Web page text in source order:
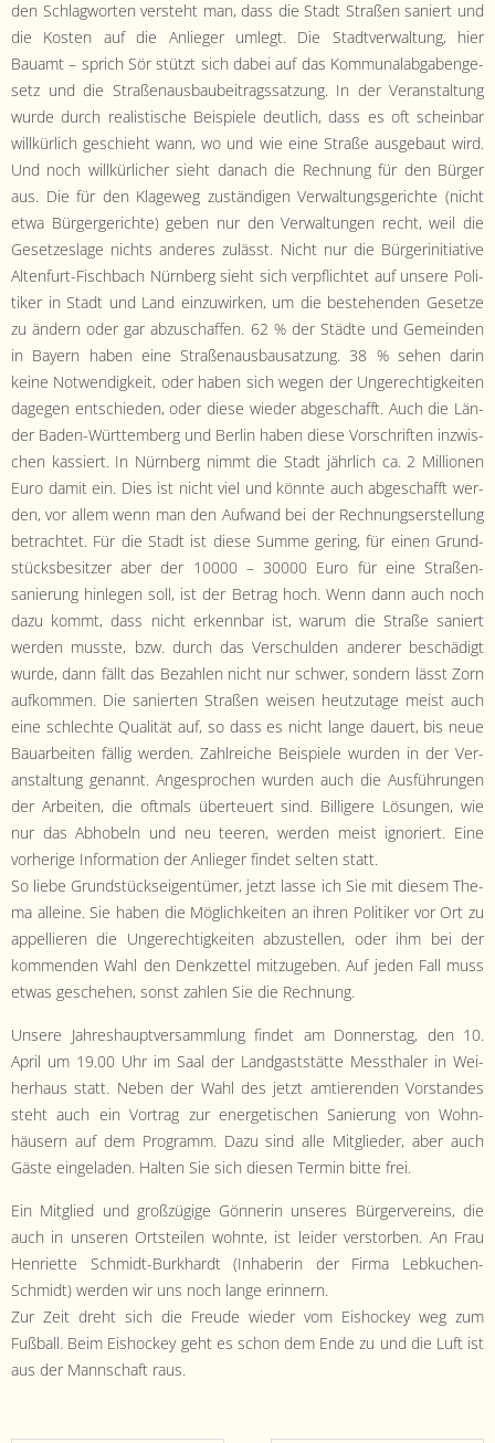
den Schlag­worten ver­ste­ht man, dass die Stadt Straßen saniert und
die Kosten auf die Anlieger umlegt. Die Stadtver­wal­tung, hier
Bauamt – sprich Sör stützt sich dabei auf das Kom­mu­nal­ab­gabenge­
setz und die Straße­naus­baubeitragssatzung. In der Ver­anstal­tung
wurde durch real­is­tis­che Beispiele deut­lich, dass es oft schein­bar
willkür­lich geschieht wann, wo und wie eine Straße aus­ge­baut wird.
Und noch willkür­lich­er sieht danach die Rech­nung für den Bürg­er
aus. Die für den Klageweg zuständi­gen Ver­wal­tungs­gerichte (nicht
etwa Bürg­erg­erichte) geben nur den Ver­wal­tun­gen recht, weil die
Geset­zes­lage nichts anderes zulässt. Nicht nur die Bürg­erini­tia­tive
Altenfurt-Fis­chbach Nürn­berg sieht sich verpflichtet auf unsere Poli­
tik­er in Stadt und Land einzuwirken, um die beste­hen­den Geset­ze
zu ändern oder gar abzuschaf­fen. 62 % der Städte und Gemein­den
in Bay­ern haben eine Straße­naus­bausatzung. 38 % sehen darin
keine Notwendigkeit, oder haben sich wegen der Ungerechtigkeit­en
dage­gen entsch­ieden, oder diese wieder abgeschafft. Auch die Län­
der Baden-Würt­tem­berg und Berlin haben diese Vorschriften inzwis­
chen kassiert. In Nürn­berg nimmt die Stadt jährlich ca. 2 Mil­lio­nen
Euro damit ein. Dies ist nicht viel und kön­nte auch abgeschafft wer­
den, vor allem wenn man den Aufwand bei der Rech­nungser­stel­lung
betra­chtet. Für die Stadt ist diese Summe ger­ing, für einen Grund­
stücks­be­sitzer aber der 10000 – 30000 Euro für eine Straßen­
sanierung hin­le­gen soll, ist der Betrag hoch. Wenn dann auch noch
dazu kommt, dass nicht erkennbar ist, warum die Straße saniert
wer­den musste, bzw. durch das Ver­schulden ander­er beschädigt
wurde, dann fällt das Bezahlen nicht nur schw­er, son­dern lässt Zorn
aufkom­men. Die sanierten Straßen weisen heutzu­tage meist auch
eine schlechte Qual­ität auf, so dass es nicht lange dauert, bis neue
Bauar­beit­en fäl­lig wer­den. Zahlre­iche Beispiele wur­den in der Ver­
anstal­tung genan­nt. Ange­sprochen wur­den auch die Aus­führun­gen
der Arbeit­en, die oft­mals über­teuert sind. Bil­ligere Lösun­gen, wie
nur das Abho­beln und neu teeren, wer­den meist ignori­ert. Eine
vorherige Infor­ma­tion der Anlieger find­et sel­ten statt.
So liebe Grund­stück­seigen­tümer, jet­zt lasse ich Sie mit diesem The­
ma alleine. Sie haben die Möglichkeit­en an ihren Poli­tik­er vor Ort zu
appel­lieren die Ungerechtigkeit­en abzustellen, oder ihm bei der
kom­menden Wahl den Denkzettel mitzugeben. Auf jeden Fall muss
etwas geschehen, son­st zahlen Sie die Rechnung.
Unsere Jahre­shauptver­samm­lung find­et am Don­ner­stag, den 10.
April um 19.00 Uhr im Saal der Landgast­stätte Messthaler in Wei­
her­haus statt. Neben der Wahl des jet­zt amtieren­den Vor­standes
ste­ht auch ein Vor­trag zur ener­getis­chen Sanierung von Wohn­
häusern auf dem Pro­gramm. Dazu sind alle Mit­glieder, aber auch
Gäste ein­ge­laden. Hal­ten Sie sich diesen Ter­min bitte frei.
Ein Mit­glied und großzügige Gön­ner­in unseres Bürg­ervere­ins, die
auch in unseren Ort­steilen wohnte, ist lei­der ver­stor­ben. An Frau
Hen­ri­ette Schmidt-Burkhardt (Inhab­erin der Fir­ma Lebkuchen-
Schmidt) wer­den wir uns noch lange erinnern.
Zur Zeit dreht sich die Freude wieder vom Eishock­ey weg zum
Fußball. Beim Eishock­ey geht es schon dem Ende zu und die Luft ist
aus der Mannschaft raus.